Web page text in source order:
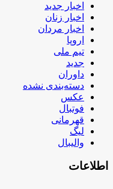
اخبار جدید
اخبار زنان
اخبار مردان
اروپا
تیم ملی
جدید
داوران
دسته‌بندی نشده
عکس
فوتبال
قهرمانی
لیگ
والیبال
اطلاعات